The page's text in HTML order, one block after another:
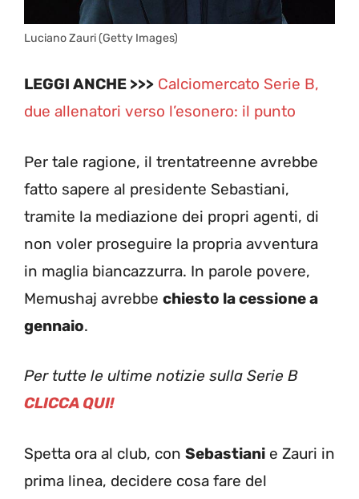
Luciano Zauri (Getty Images)
LEGGI ANCHE >>> Calciomercato Serie B,
due allenatori verso l’esonero: il punto
Per tale ragione, il trentatreenne avrebbe
fatto sapere al presidente Sebastiani,
tramite la mediazione dei propri agenti, di
non voler proseguire la propria avventura
in maglia biancazzurra. In parole povere,
Memushaj avrebbe chiesto la cessione a
gennaio.
Per tutte le ultime notizie sulla Serie B
CLICCA QUI!
Spetta ora al club, con Sebastiani e Zauri in
prima linea, decidere cosa fare del